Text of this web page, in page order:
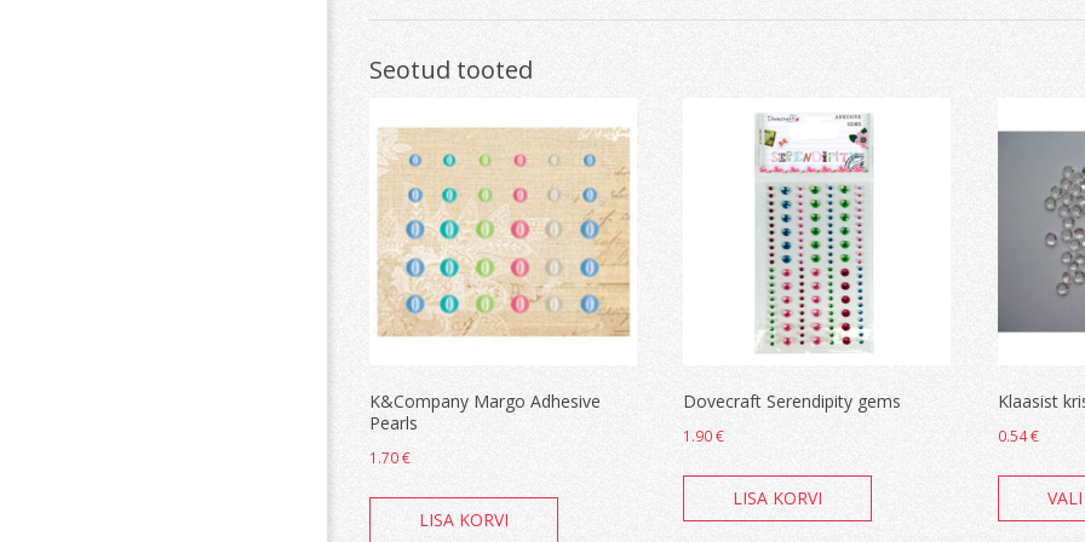
Seotud tooted
K&Company Margo Adhesive
Pearls
1.70€
LISA KORVI
Dovecraft Serendipity gems
1.90€
LISA KORVI
Klaasist
0.54€
VALI